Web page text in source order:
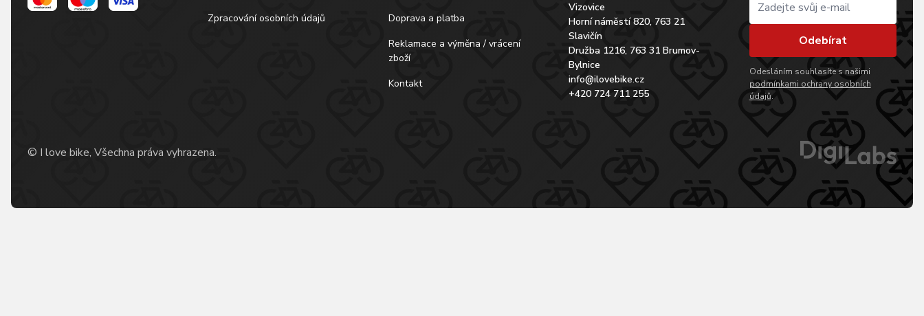
Zpracování osobních údajů
Doprava a platba
Reklamace a výměna / vrácení
zboží
Kontakt
Vizovice
Horní náměstí 820, 763 21
Slavičín
Družba 1216, 763 31 Brumov-
Bylnice
info@ilovebike.cz
+420 724 711 255
Odebírat
Odesláním souhlasíte s našimi
podmínkami ochrany osobních
údajů.
© I love bike, Všechna práva vyhrazena.